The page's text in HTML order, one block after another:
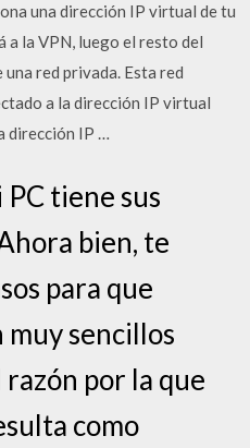
una dirección IP virtual de tu
a la VPN, luego el resto del
red privada. Esta red
a la dirección IP virtual
dirección IP …
tiene sus
bien, te
para que
muy sencillos
razón por la que
como